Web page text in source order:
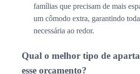
famílias que precisam de mais
um cômodo extra, garantindo
necessária ao redor.
Qual o melhor tipo de
esse orçamento?